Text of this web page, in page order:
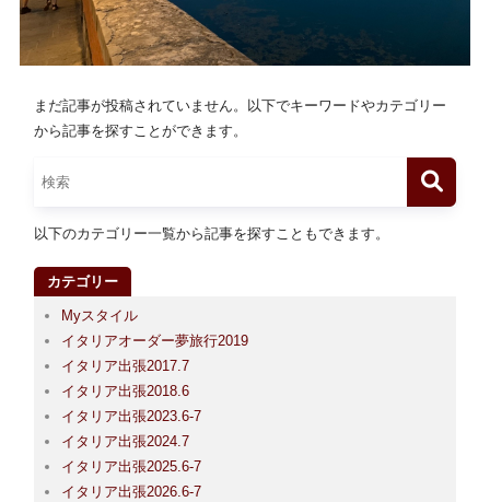
まだ記事が投稿されていません。以下でキーワードやカテゴリー
から記事を探すことができます。
以下のカテゴリー一覧から記事を探すこともできます。
カテゴリー
Myスタイル
イタリアオーダー夢旅行2019
イタリア出張2017.7
イタリア出張2018.6
イタリア出張2023.6-7
イタリア出張2024.7
イタリア出張2025.6-7
イタリア出張2026.6-7